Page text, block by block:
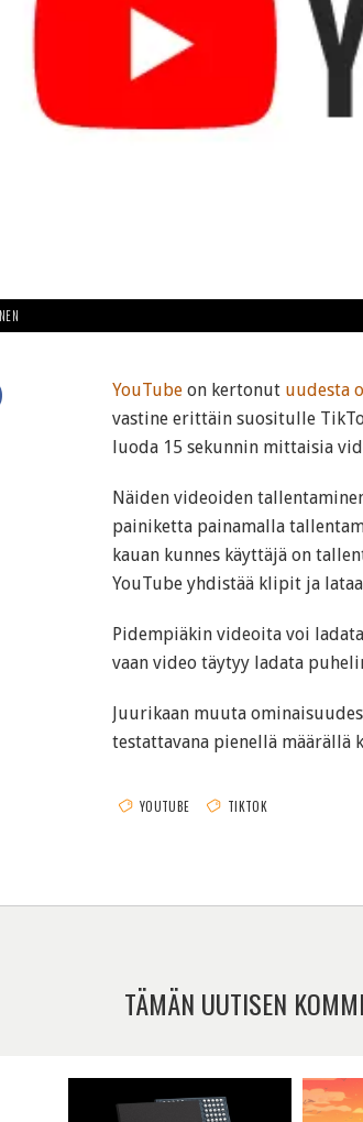
YouTube on kertonut uudesta
vastine erittäin suositulle
luoda 15 sekunnin mittaisia
Näiden videoiden
painiketta painamalla
kauan kunnes käyttäjä on
YouTube yhdistää klipit ja
Pidempiäkin videoita voi
vaan video täytyy ladata
Juurikaan muuta
testattavana pienellä määrällä
YOUTUBE TIKTOK
TÄMÄN UUTISEN